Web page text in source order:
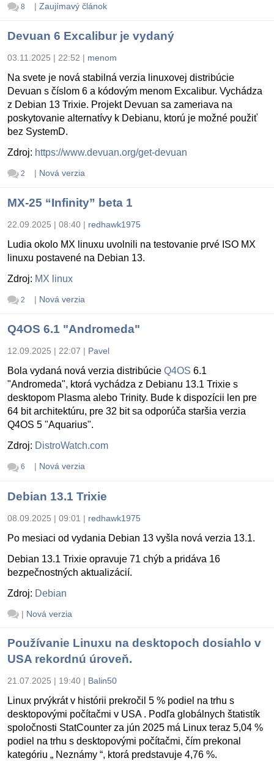
8 | Zaujímavý článok
Devuan 6 Excalibur je vydaný
03.11.2025 | 22:52 | menom
Na svete je nová stabilná verzia linuxovej distribúcie
Devuan s číslom 6 a kódovým menom Excalibur. Vychádza
z Debian 13 Trixie. Projekt Devuan sa zameriava na
poskytovanie alternatívy k Debianu, ktorú je možné použiť
bez SystemD.
Zdroj: https://www.devuan.org/get-devuan
2 | Nová verzia
MX-25 “Infinity” beta 1
22.09.2025 | 08:40 | redhawk1975
Ludia okolo MX linuxu uvolnili na testovanie prvé ISO MX
linuxu postavené na Debian 13.
Zdroj: MX linux
2 | Nová verzia
Q4OS 6.1 "Andromeda"
12.09.2025 | 22:07 | Pavel
Bola vydaná nová verzia distribúcie Q4OS 6.1
"Andromeda", ktorá vychádza z Debianu 13.1 Trixie s
desktopom Plasma alebo Trinity. Bude k dispozícii len pre
64 bit architektúru, pre 32 bit sa odporúča staršia verzia
Q4OS 5 "Aquarius".
Zdroj: DistroWatch.com
6 | Nová verzia
Debian 13.1 Trixie
08.09.2025 | 09:01 | redhawk1975
Po mesiaci od vydania Debian 13 vyšla nová verzia 13.1.
Debian 13.1 Trixie opravuje 71 chýb a pridáva 16
bezpečnostných aktualizácií.
Zdroj: Debian
| Nová verzia
Používanie Linuxu na desktopoch dosiahlo v
USA rekordnú úroveň.
21.07.2025 | 19:40 | Balin50
Linux prvýkrát v histórii prekročil 5 % podiel na trhu s
desktopovými počítačmi v USA . Podľa globálnych štatistík
spoločnosti StatCounter za jún 2025 má Linux teraz 5,04 %
podiel na trhu s desktopovými počítačmi, čím prekonal
kategóriu „ Neznámy “, ktorá predstavuje 4,76 %.